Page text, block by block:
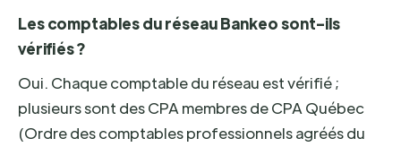
Les comptables du réseau Bankeo sont-ils
vérifiés ?
Oui. Chaque comptable du réseau est vérifié ;
plusieurs sont des CPA membres de CPA Québec
(Ordre des comptables professionnels agréés du